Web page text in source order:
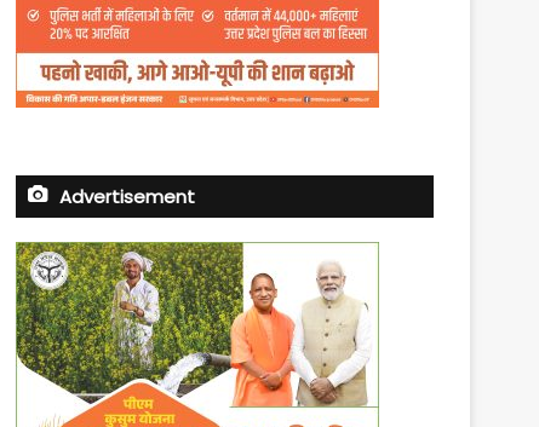
Advertisement